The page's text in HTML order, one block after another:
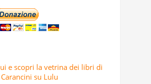
e scopri la vetrina dei libri di
su Lulu